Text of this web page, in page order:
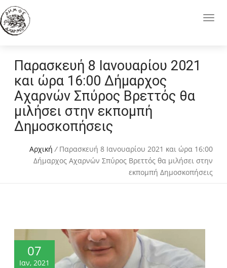
Παρασκευή 8 Ιανουαρίου 2021
και ώρα 16:00 Δήμαρχος
Αχαρνών Σπύρος Βρεττός θα
μιλήσει στην εκπομπή
Δημοσκοπήσεις
Αρχική / Παρασκευή 8 Ιανουαρίου 2021 και ώρα 16:00
Δήμαρχος Αχαρνών Σπύρος Βρεττός θα μιλήσει στην
εκπομπή Δημοσκοπήσεις
07
Ιαν, 2021